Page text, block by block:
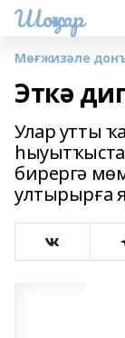
Шоңҡар
Мөғжизәле
Эткә
Улар утты
бирергә
ултырырға